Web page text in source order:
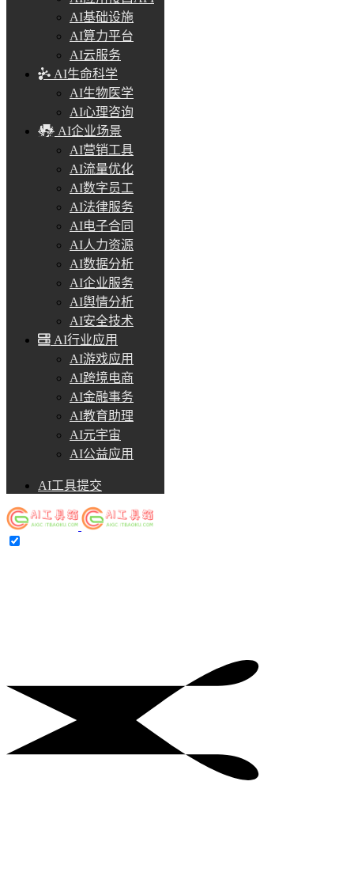
AI基础设施
AI算力平台
AI云服务
AI生命科学
AI生物医学
AI心理咨询
AI企业场景
AI营销工具
AI流量优化
AI数字员工
AI法律服务
AI电子合同
AI人力资源
AI数据分析
AI企业服务
AI舆情分析
AI安全技术
AI行业应用
AI游戏应用
AI跨境电商
AI金融事务
AI教育助理
AI元宇宙
AI公益应用
AI工具提交